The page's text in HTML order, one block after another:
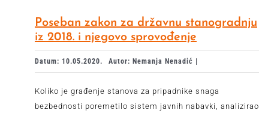
Poseban zakon za državnu stanogradnju
iz 2018. i njegovo sprovođenje
Datum: 10.05.2020. Autor: Nemanja Nenadić |
Koliko je građenje stanova za pripadnike snaga
bezbednosti poremetilo sistem javnih nabavki,